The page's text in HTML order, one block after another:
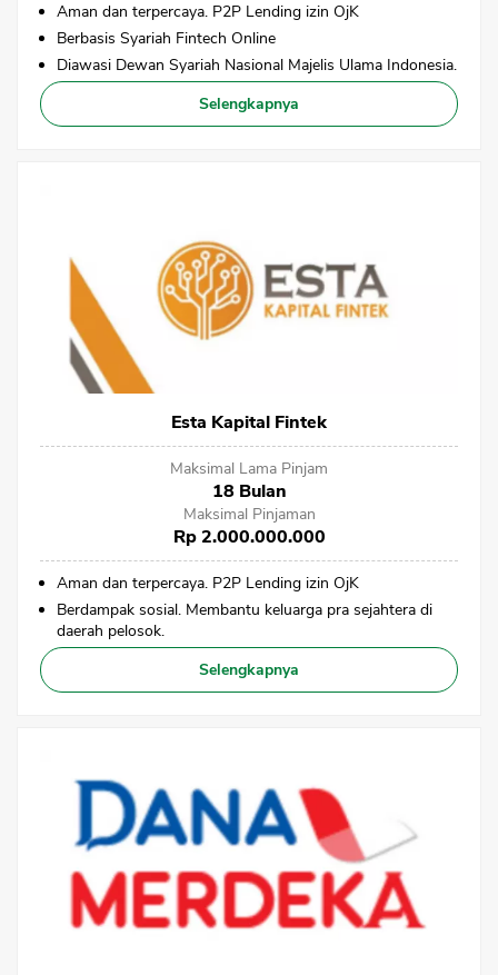
Aman dan terpercaya. P2P Lending izin OjK
Berbasis Syariah Fintech Online
Diawasi Dewan Syariah Nasional Majelis Ulama Indonesia.
Selengkapnya
Esta Kapital Fintek
Maksimal Lama Pinjam
18 Bulan
Maksimal Pinjaman
Rp 2.000.000.000
Aman dan terpercaya. P2P Lending izin OjK
Berdampak sosial. Membantu keluarga pra sejahtera di
daerah pelosok.
Selengkapnya
CANCEL